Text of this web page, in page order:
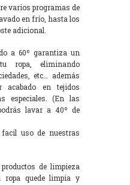
varios programas de
en frío, hasta los
adicional.
a 60º garantiza un
ropa, eliminando
etc… además
acabado en tejidos
especiales. (En las
lavar a 40º de
uso de nuestras
de limpieza
ropa quede limpia y